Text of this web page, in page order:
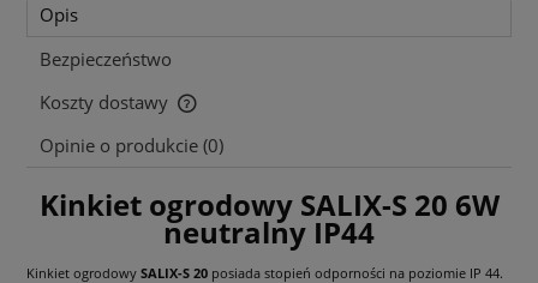
Opis
Bezpieczeństwo
Koszty dostawy
Cena nie zawiera ewentualnych kosztów płatności
Opinie o produkcie (0)
Kinkiet ogrodowy SALIX-S 20 6W
neutralny IP44
Kinkiet ogrodowy SALIX-S 20 posiada stopień odporności na poziomie IP 44.